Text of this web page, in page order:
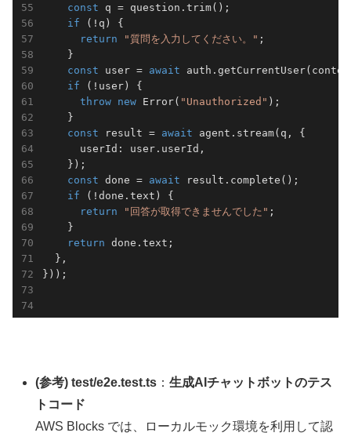
const q = question.trim();
if (!q) {
return
"質問を入力してください。" ;
}
const user = await
if (!user) {
throw new Error( "Unauthorized" );
}
const result = await agent.stream(q, {
userId: user.userId,
});
const done = await result.complete();
if (!done.text) {
return
"回答が取得できませんでした" ;
}
return done.text;
},
}));
(参考) test/e2e.test.ts ：生成AIチャットボットのテス
トコード
AWS Blocks では、ローカルモック環境を利用して認